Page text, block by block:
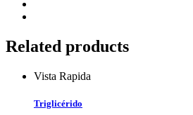
Related products
Vista Rapida
Triglicérido